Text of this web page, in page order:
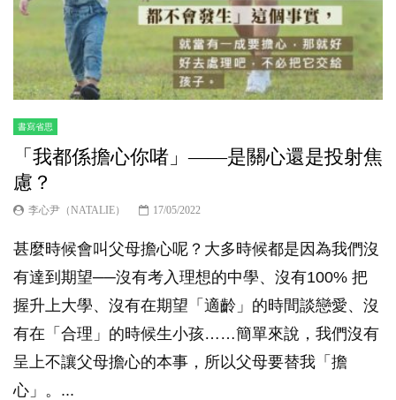
書寫省思
「我都係擔心你啫」——是關心還是投射焦
慮？
李心尹（NATALIE） 17/05/2022
甚麼時候會叫父母擔心呢？大多時候都是因為我們沒
有達到期望──沒有考入理想的中學、沒有100% 把
握升上大學、沒有在期望「適齡」的時間談戀愛、沒
有在「合理」的時候生小孩……簡單來說，我們沒有
呈上不讓父母擔心的本事，所以父母要替我「擔
心」。...